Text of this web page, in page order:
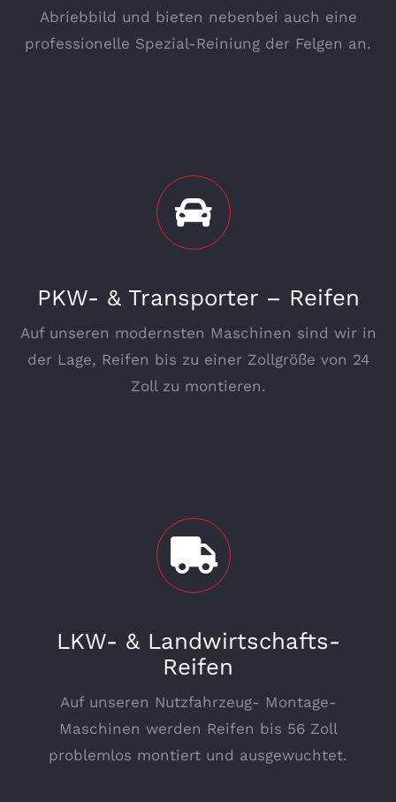
Abriebbild und bieten nebenbei auch eine
professionelle Spezial-Reiniung der Felgen an.
PKW- & Transporter – Reifen
Auf unseren modernsten Maschinen sind wir in
der Lage, Reifen bis zu einer Zollgröße von 24
Zoll zu montieren.
LKW- & Landwirtschafts-
Reifen
Auf unseren Nutzfahrzeug- Montage-
Maschinen werden Reifen bis 56 Zoll
problemlos montiert und ausgewuchtet.